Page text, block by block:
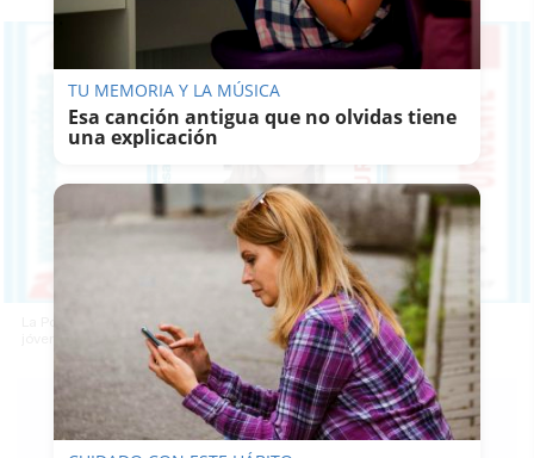
La Policía Nacional está buscando a María Zapata Ortiz, una de las
jóvenes desaparecidas en Almería, y a su amiga.
RUBÉN
GUERRERO
TU MEMORIA Y LA MÚSICA
Esa canción antigua que no olvidas tiene
una explicación